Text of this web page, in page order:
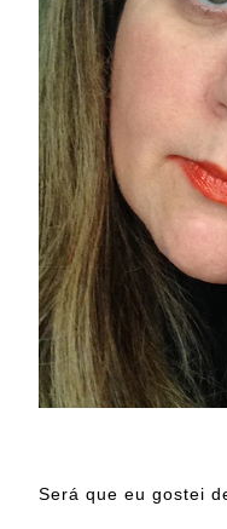
Será que eu gostei